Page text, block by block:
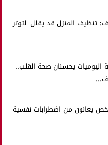
تنظيف المنزل قد يقلل التوتر
اليوميات يحسنان صحة القلب..
شخص يعانون من اضطرابات نفسية